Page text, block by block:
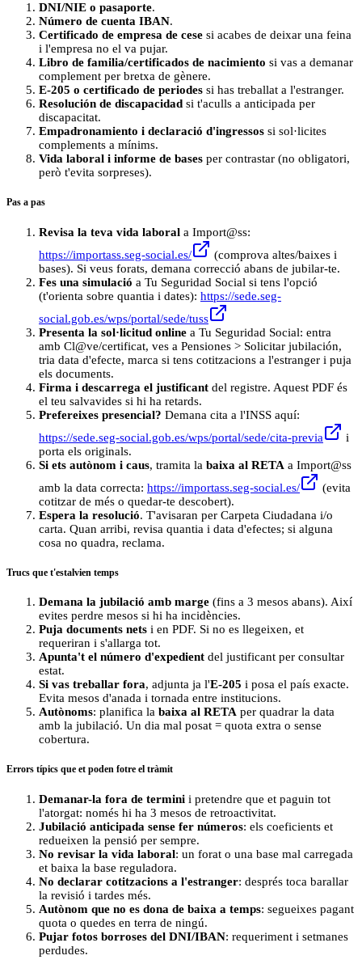
DNI/NIE o pasaporte.
Número de cuenta IBAN.
Certificado de empresa de cese si acabes de deixar una feina
i l'empresa no el va pujar.
Libro de familia/certificados de nacimiento si vas a demanar
complement per bretxa de gènere.
E‑205 o certificado de periodes si has treballat a l'estranger.
Resolución de discapacidad si t'aculls a anticipada per
discapacitat.
Empadronamiento i declaració d'ingressos si sol·licites
complements a mínims.
Vida laboral i informe de bases per contrastar (no obligatori,
però t'evita sorpreses).
Pas a pas
Revisa la teva vida laboral a Import@ss:
https://importass.seg-social.es/
(comprova altes/baixes i
bases). Si veus forats, demana correcció abans de jubilar-te.
Fes una simulació a Tu Seguridad Social si tens l'opció
(t'orienta sobre quantia i dates): https://sede.seg-
social.gob.es/wps/portal/sede/tuss
Presenta la sol·licitud online a Tu Seguridad Social: entra
amb Cl@ve/certificat, ves a Pensiones > Solicitar jubilación,
tria data d'efecte, marca si tens cotitzacions a l'estranger i puja
els documents.
Firma i descarrega el justificant del registre. Aquest PDF és
el teu salvavides si hi ha retards.
Prefereixes presencial? Demana cita a l'INSS aquí:
https://sede.seg-social.gob.es/wps/portal/sede/cita-previa
i
porta els originals.
Si ets autònom i caus, tramita la baixa al RETA a Import@ss
amb la data correcta: https://importass.seg-social.es/
(evita
cotitzar de més o quedar-te descobert).
Espera la resolució. T'avisaran per Carpeta Ciudadana i/o
carta. Quan arribi, revisa quantia i data d'efectes; si alguna
cosa no quadra, reclama.
Trucs que t'estalvien temps
Demana la jubilació amb marge (fins a 3 mesos abans). Així
evites perdre mesos si hi ha incidències.
Puja documents nets i en PDF. Si no es llegeixen, et
requeriran i s'allarga tot.
Apunta't el número d'expedient del justificant per consultar
estat.
Si vas treballar fora, adjunta ja l'E‑205 i posa el país exacte.
Evita mesos d'anada i tornada entre institucions.
Autònoms: planifica la baixa al RETA per quadrar la data
amb la jubilació. Un dia mal posat = quota extra o sense
cobertura.
Errors típics que et poden fotre el tràmit
Demanar-la fora de termini i pretendre que et paguin tot
l'atorgat: només hi ha 3 mesos de retroactivitat.
Jubilació anticipada sense fer números: els coeficients et
redueixen la pensió per sempre.
No revisar la vida laboral: un forat o una base mal carregada
et baixa la base reguladora.
No declarar cotitzacions a l'estranger: després toca barallar
la revisió i tardes més.
Autònom que no es dona de baixa a temps: segueixes pagant
quota o quedes en terra de ningú.
Pujar fotos borroses del DNI/IBAN: requeriment i setmanes
perdudes.